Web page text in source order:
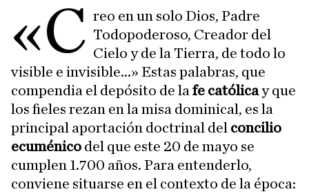
«C reo en un solo Dios, Padre
Todopoderoso, Creador del
Cielo y de la Tierra, de todo lo
visible e invisible...» Estas palabras, que
compendia el depósito de la fe católicay que
los fieles rezan en la misa dominical, es la
principal aportación doctrinal del concilio
ecuménico del que este 20 de mayo se
cumplen 1.700 años. Para entenderlo,
conviene situarse en el contexto de la época: